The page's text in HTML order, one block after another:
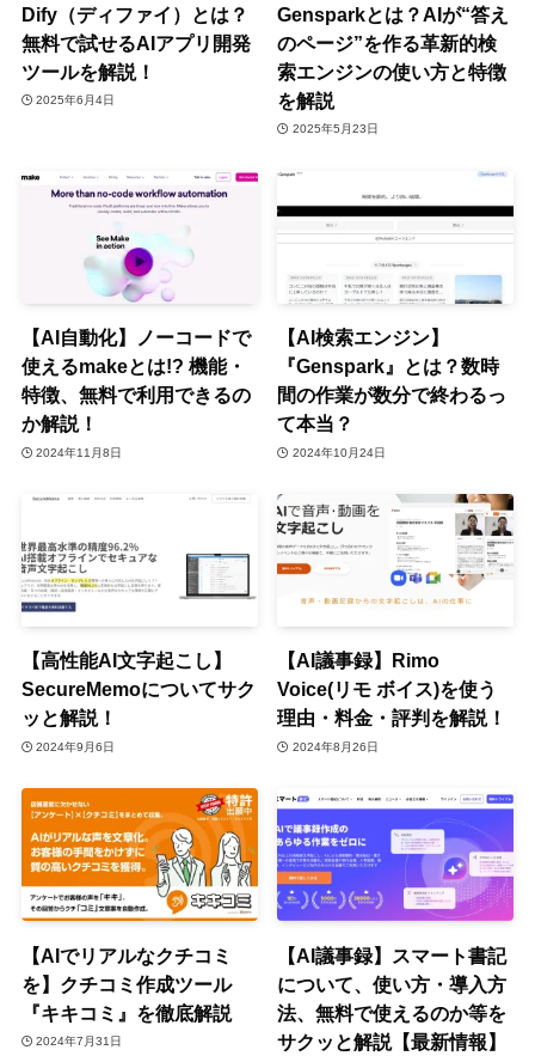
Dify（ディファイ）とは？
無料で試せるAIアプリ開発
ツールを解説！
2025年6月4日
Gensparkとは？AIが“答え
のページ”を作る革新的検
索エンジンの使い方と特徴
を解説
2025年5月23日
【AI自動化】ノーコードで
使えるmakeとは!? 機能・
特徴、無料で利用できるの
か解説！
2024年11月8日
【AI検索エンジン】
『Genspark』とは？数時
間の作業が数分で終わるっ
て本当？
2024年10月24日
【高性能AI文字起こし】
SecureMemoについてサク
ッと解説！
2024年9月6日
【AI議事録】Rimo
Voice(リモ ボイス)を使う
理由・料金・評判を解説！
2024年8月26日
【AIでリアルなクチコミ
を】クチコミ作成ツール
『キキコミ』を徹底解説
2024年7月31日
【AI議事録】スマート書記
について、使い方・導入方
法、無料で使えるのか等を
サクッと解説【最新情報】